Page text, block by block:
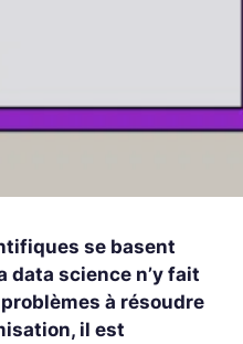
se basent
data science n’y fait
à résoudre
il est